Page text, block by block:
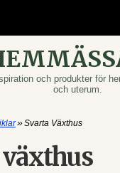
och produkter för
och uterum.
»Svarta Växthus
växthus